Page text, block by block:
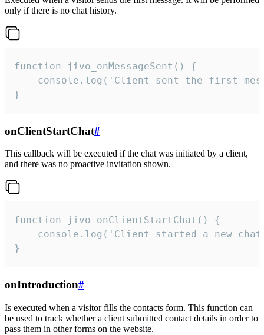
only if there is no chat history.
function jivo_onMessageSent() {
console.log('Client sent the first
}
onClientStartChat#
This callback will be executed if the chat was initiated by a client,
and there was no proactive invitation shown.
function jivo_onClientStartChat() {
console.log('Client started a new
}
onIntroduction#
Is executed when a visitor fills the contacts form. This function can
be used to track whether a client submitted contact details in order to
pass them in other forms on the website.